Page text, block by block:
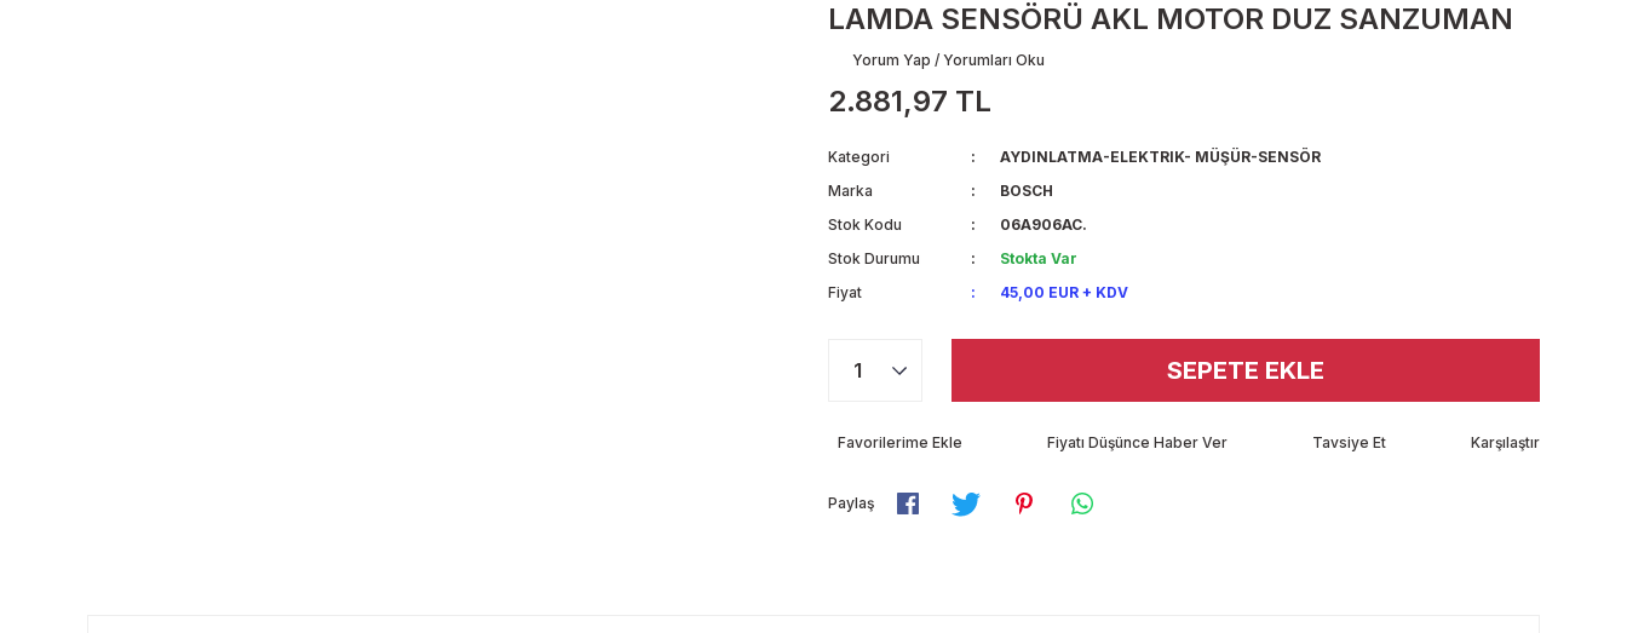
LAMDA SENSÖRÜ AKL MOTOR DUZ SANZUMAN
Yorum Yap / Yorumları Oku
2.881,97 TL
Kategori
AYDINLATMA-ELEKTRIK- MÜŞÜR-SENSÖR
Marka
BOSCH
Stok Kodu
06A906AC.
Stok Durumu
Stokta Var
Fiyat
45,00 EUR + KDV
SEPETE EKLE
Fiyatı Düşünce Haber Ver Tavsiye Et Karşılaştır
Paylaş